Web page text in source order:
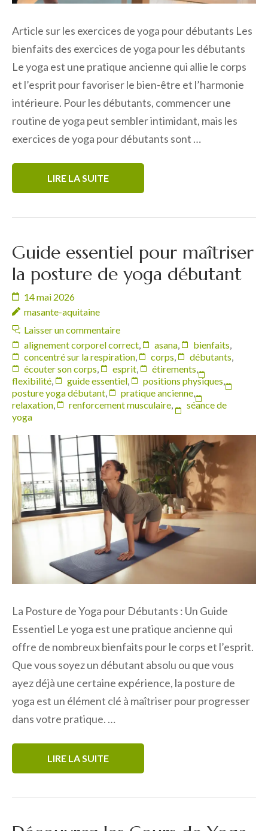
Article sur les exercices de yoga pour débutants Les
bienfaits des exercices de yoga pour les débutants
Le yoga est une pratique ancienne qui allie le corps
et l’esprit pour favoriser le bien-être et l’harmonie
intérieure. Pour les débutants, commencer une
routine de yoga peut sembler intimidant, mais les
exercices de yoga pour débutants sont …
LIRE LA SUITE
Guide essentiel pour maîtriser
la posture de yoga débutant
14 mai 2026
masante-aquitaine
Laisser un commentaire
alignement corporel correct
asana bienfaits
concentré sur la respiration
corps débutants
écouter son corps
esprit étirements
flexibilité
guide essentiel positions physiques
posture yoga débutant
pratique ancienne
relaxation
renforcement musculaire
séance de
yoga
La Posture de Yoga pour Débutants : Un Guide
Essentiel Le yoga est une pratique ancienne qui
offre de nombreux bienfaits pour le corps et l’esprit.
Que vous soyez un débutant absolu ou que vous
ayez déjà une certaine expérience, la posture de
yoga est un élément clé à maîtriser pour progresser
dans votre pratique. …
LIRE LA SUITE